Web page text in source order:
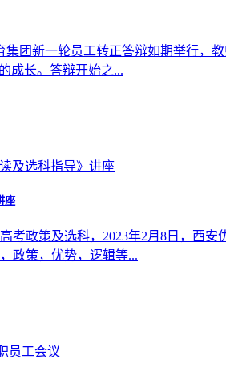
团新一轮员工转正答辩如期举行
成长。答辩开始之...
座
考政策及选科，2023年2月8日，西
政策，优势，逻辑等...